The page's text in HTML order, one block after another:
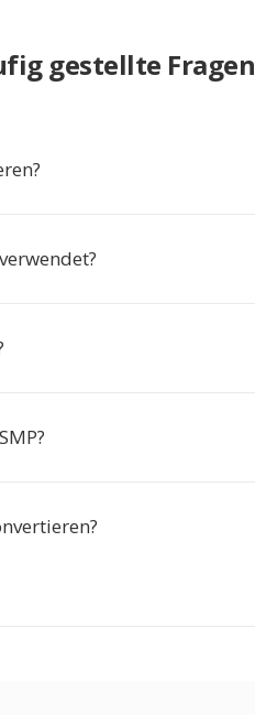
gestellte Fragen